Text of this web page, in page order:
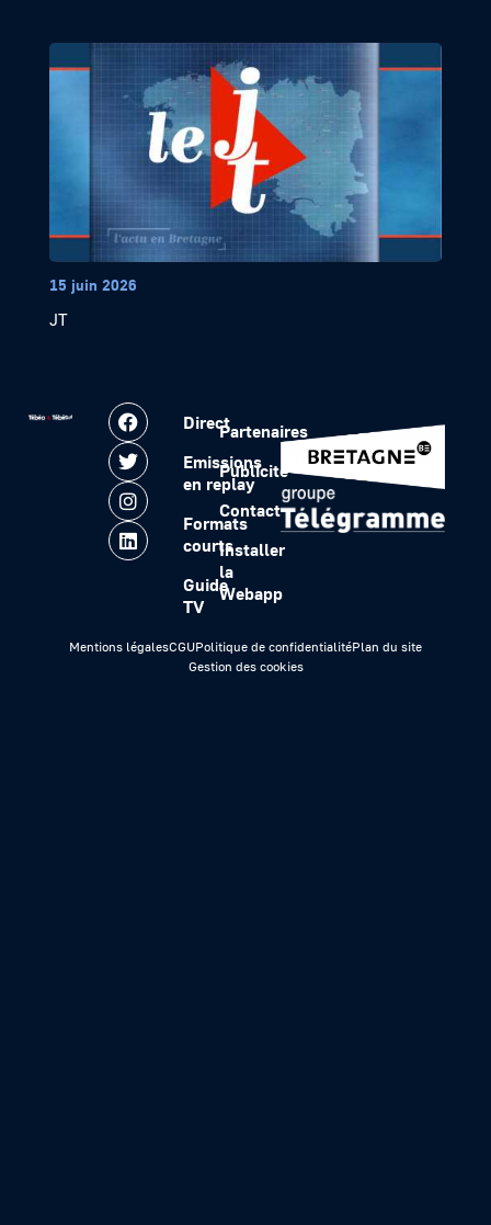
15 juin 2026
JT
Direct
Emissions
en replay
Formats
courts
Guide
TV
Partenaires
Publicité
Contact
Installer
la
Webapp
Mentions légalesCGUPolitique de confidentialitéPlan du site
Gestion des cookies